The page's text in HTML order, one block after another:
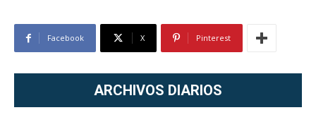
Facebook X Pinterest
ARCHIVOS DIARIOS